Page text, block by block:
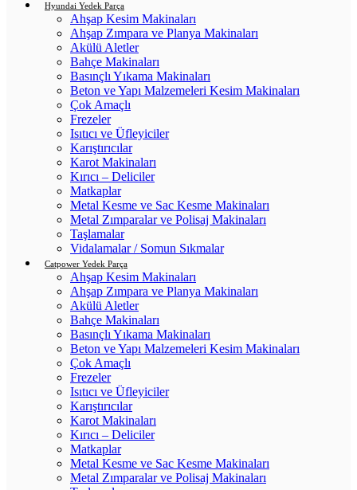
Hyundai Yedek Parça
Ahşap Kesim Makinaları
Ahşap Zımpara ve Planya Makinaları
Akülü Aletler
Bahçe Makinaları
Basınçlı Yıkama Makinaları
Beton ve Yapı Malzemeleri Kesim Makinaları
Çok Amaçlı
Frezeler
Isıtıcı ve Üfleyiciler
Karıştırıcılar
Karot Makinaları
Kırıcı – Deliciler
Matkaplar
Metal Kesme ve Sac Kesme Makinaları
Metal Zımparalar ve Polisaj Makinaları
Taşlamalar
Vidalamalar / Somun Sıkmalar
Catpower Yedek Parça
Ahşap Kesim Makinaları
Ahşap Zımpara ve Planya Makinaları
Akülü Aletler
Bahçe Makinaları
Basınçlı Yıkama Makinaları
Beton ve Yapı Malzemeleri Kesim Makinaları
Çok Amaçlı
Frezeler
Isıtıcı ve Üfleyiciler
Karıştırıcılar
Karot Makinaları
Kırıcı – Deliciler
Matkaplar
Metal Kesme ve Sac Kesme Makinaları
Metal Zımparalar ve Polisaj Makinaları